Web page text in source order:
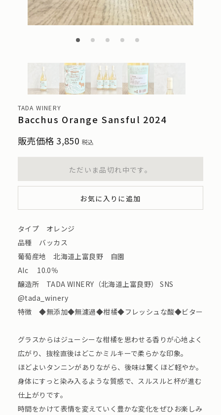
TADA WINERY
Bacchus Orange Sansful 2024
販売価格 3,850 税込
ただいま品切れ中です。
お気に入りに追加
タイプ オレンジ
品種 バッカス
葡萄産地 北海道上富良野 自園
Alc 10.0％
醸造所 TADA WINERY（北海道上富良野） SNS
@tada_winery
特徴 ◆無添加◆無濾過◆柑橘◆フレッシュな酸◆ビター
グラスからはジューシーな柑橘を思わせる香りが心地よく
広がり、抜栓直後はどこかミルキーで柔らかな印象。
ほどよいタンニンがありながら、後味は驚くほど軽やか。
身体にすっと染み入るような質感で、スルスルと杯が進む
仕上がりです。
時間をかけて表情を変えていく豊かな変化をぜひお楽しみ